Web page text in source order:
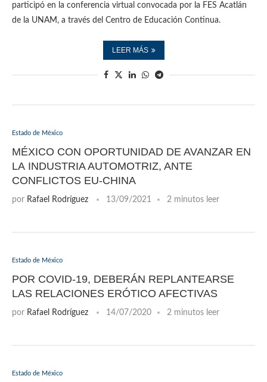
participó en la conferencia virtual convocada por la FES Acatlán
de la UNAM, a través del Centro de Educación Continua.
LEER MÁS
Estado de México
MÉXICO CON OPORTUNIDAD DE AVANZAR EN
LA INDUSTRIA AUTOMOTRIZ, ANTE
CONFLICTOS EU-CHINA
por Rafael Rodríguez 13/09/2021 2 minutos leer
Estado de México
POR COVID-19, DEBERÁN REPLANTEARSE
LAS RELACIONES ERÓTICO AFECTIVAS
por Rafael Rodríguez 14/07/2020 2 minutos leer
Estado de México